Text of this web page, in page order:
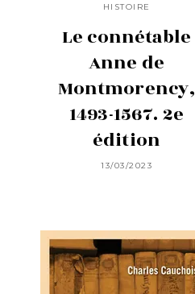
HISTOIRE
Le connétable
Anne de
Montmorency,
1493-1567. 2e
édition
13/03/2023